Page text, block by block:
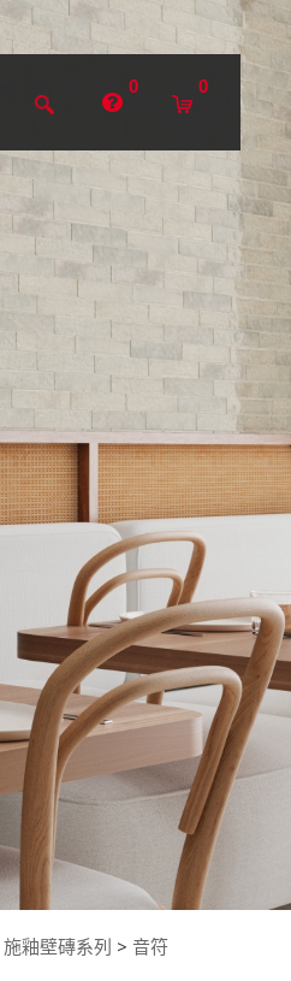
0 0
施釉壁磚系列 > 音符